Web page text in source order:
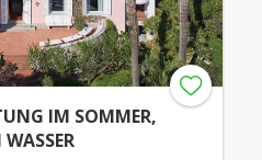
IM SOMMER,